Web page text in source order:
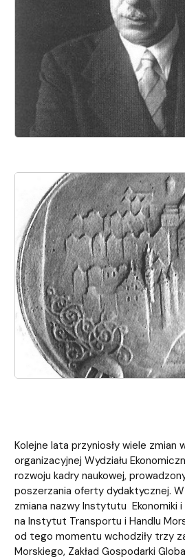
Kolejne lata przyniosły wiele zmian
organizacyjnej Wydziału
rozwoju kadry naukowej,
poszerzania oferty dydaktycznej. W
zmiana nazwy Instytutu Ekonomiki
na Instytut Transportu i Handlu
od tego momentu wchodziły trzy
Morskiego, Zakład Gospodarki